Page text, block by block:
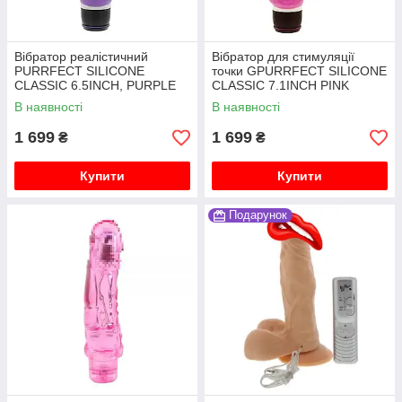
Вібратор реалістичний
PURRFECT SILICONE
CLASSIC 6.5INCH, PURPLE
В наявності
1 699 ₴
Купити
Вібратор для стимуляції
точки GPURRFECT SILICONE
CLASSIC 7.1INCH PINK
В наявності
1 699 ₴
Купити
Подарунок